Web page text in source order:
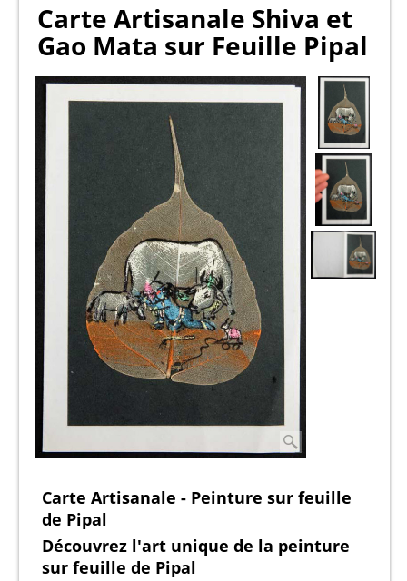
Carte Artisanale Shiva et
Gao Mata sur Feuille Pipal
Carte Artisanale - Peinture sur feuille
de Pipal
Découvrez l'art unique de la peinture
sur feuille de Pipal